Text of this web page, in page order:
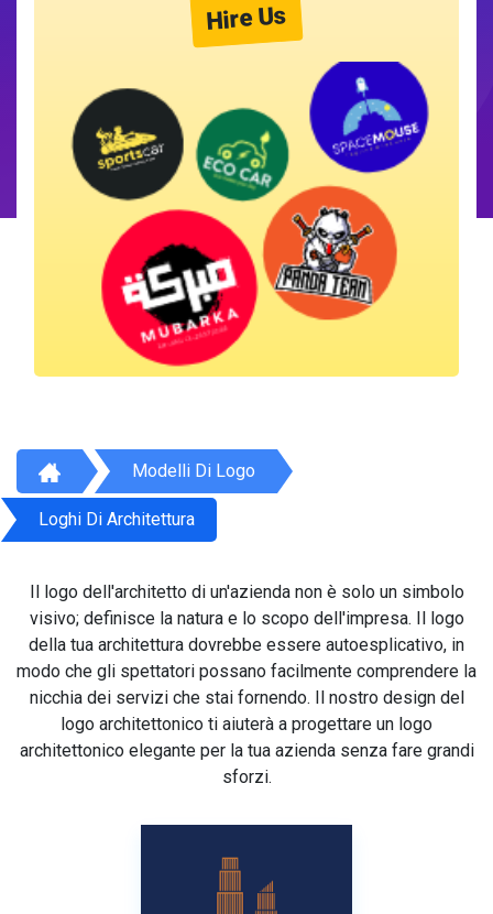
Hire Us
Modelli Di Logo
Loghi Di Architettura
Il logo dell'architetto di un'azienda non è solo un simbolo
visivo; definisce la natura e lo scopo dell'impresa. Il logo
della tua architettura dovrebbe essere autoesplicativo, in
modo che gli spettatori possano facilmente comprendere la
nicchia dei servizi che stai fornendo. Il nostro design del
logo architettonico ti aiuterà a progettare un logo
architettonico elegante per la tua azienda senza fare grandi
sforzi.